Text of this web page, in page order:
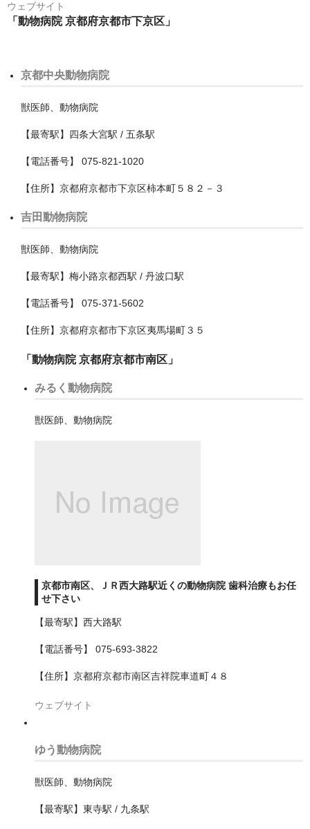
立川市
羽村市
荒川区
葛飾区
西多摩郡瑞穂町
西東京市
調布市
豊島区
足立区
青梅市
栃木県
宇都宮市
沖縄県
滋賀県
神奈川県
川崎市
中原区
多摩区
宮前区
川崎区
ウェブサイト
「動物病院 京都府京都市下京区」
京都中央動物病院
獣医師、動物病院
【最寄駅】四条大宮駅 / 五条駅
【電話番号】 075-821-1020
【住所】京都府京都市下京区柿本町５８２－３
吉田動物病院
獣医師、動物病院
【最寄駅】梅小路京都西駅 / 丹波口駅
【電話番号】 075-371-5602
【住所】京都府京都市下京区夷馬場町３５
「動物病院 京都府京都市南区」
みるく動物病院
獣医師、動物病院
京都市南区、ＪＲ西大路駅近くの動物病院 歯科治療もお任
せ下さい
【最寄駅】西大路駅
【電話番号】 075-693-3822
【住所】京都府京都市南区吉祥院車道町４８
ウェブサイト
ゆう動物病院
獣医師、動物病院
【最寄駅】東寺駅 / 九条駅